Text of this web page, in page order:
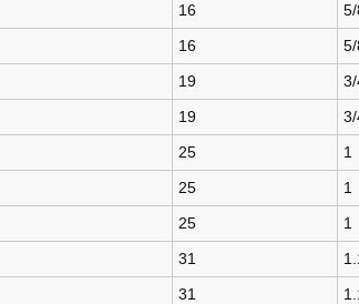
16
16
19
19
25 1
25 1
25 1
31
31